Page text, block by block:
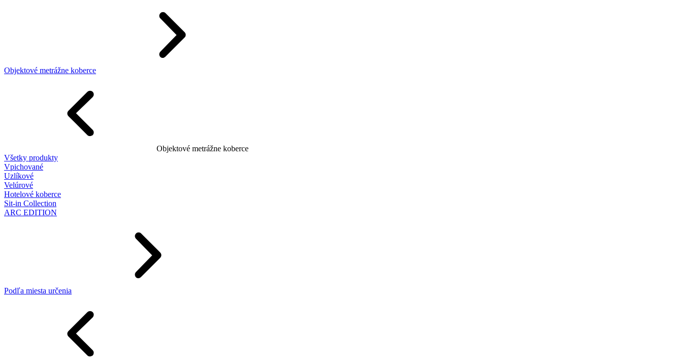
Objektové metrážne koberce
Objektové metrážne koberce
Všetky produkty
Vpichované
Uzlíkové
Velúrové
Hotelové koberce
Sit-in Collection
ARC EDITION
Podľa miesta určenia